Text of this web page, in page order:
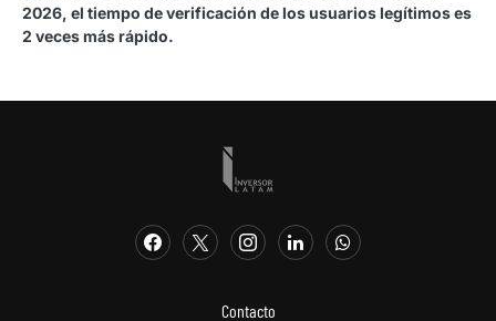
2026, el tiempo de verificación de los usuarios legítimos es
2 veces más rápido.
Contacto